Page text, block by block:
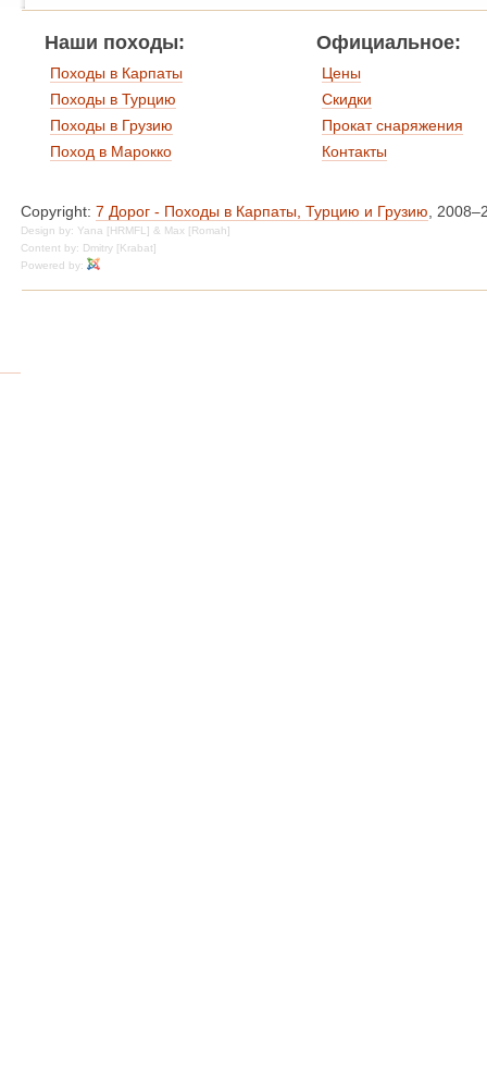
Наши походы:
Походы в Карпаты
Походы в Турцию
Походы в Грузию
Поход в Марокко
Официальное:
Цены
Скидки
Прокат снаряжения
Контакты
Copyright: 7 Дорог - Походы в Карпаты, Турцию и Грузию,
Design by: Yana [HRMFL] & Max [Romah]
Content by: Dmitry [Krabat]
Powered by: